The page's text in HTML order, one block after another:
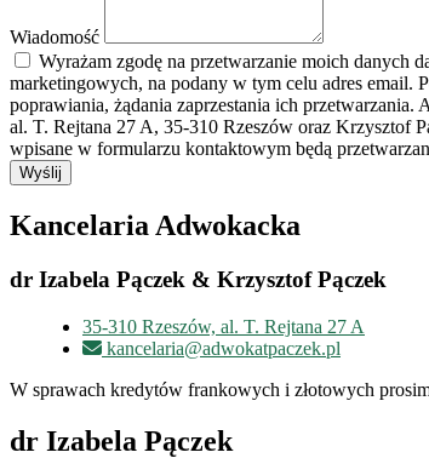
Wiadomość
Wyrażam zgodę na przetwarzanie moich danych
marketingowych, na podany w tym celu adres email.
poprawiania, żądania zaprzestania ich
al. T. Rejtana 27 A, 35-310 Rzeszów oraz Krzysztof
wpisane w formularzu kontaktowym będą
Wyślij
Kancelaria Adwokacka
dr Izabela Pączek & Krzysztof Pączek
35-310 Rzeszów, al. T. Rejtana 27 A
kancelaria@adwokatpaczek.pl
W sprawach kredytów frankowych i złotowych
dr Izabela Pączek